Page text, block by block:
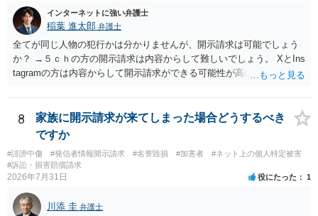
インターネットに強い弁護士
稲葉 進太郎 弁護士
全てが同じ人物の犯行かは分かりませんが、開示請求は可能でしょう
か？ →５ｃｈの方の開示請求は内容からして難しいでしょう。 XとIns
tagramの方は内容からして開示請求ができる可能性が高いでしょう。
いでしょう。７月中にアカウントが削除されている場合、今から進め
ても失敗する可能性が高いように思われます。 相手を特定できた場
合、相手に全ての弁護士費用を負担させることは可能でしょうか？ →
訴訟外の交渉で相手方が認めれば負担させることができるでしょう。
訴訟で判決となった場合は、実際の弁護士費用が認められる場合と認
められない場合があり何ともいえないところでしょう。
8
家族に開示請求が来てしまった場合どうするべき
ですか
#誹謗中傷 #発信者情報開示請求 #名誉毀損 #加害者
#ネット上の個人特定被害
#訴訟・損害賠償請求
2026年7月31日 役にたった 1
川添 圭 弁護士